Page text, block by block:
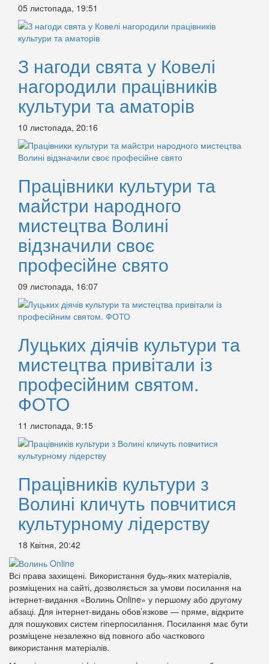
05 листопада, 19:51
З нагоди свята у Ковелі
нагородили працівників
культури та аматорів
10 листопада, 20:16
Працівники культури та
майстри народного
мистецтва Волині
відзначили своє
професійне свято
09 листопада, 16:07
Луцьких діячів культури та
мистецтва привітали із
професійним святом.
ФОТО
11 листопада, 9:15
Працівників культури з
Волині кличуть повчитися
культурному лідерству
18 Квітня, 20:42
Всі права захищені. Використання будь-яких матеріалів,
розміщених на сайті, дозволяється за умови посилання на
інтернет-видання «Волинь Online» у першому або другому
абзаці. Для інтернет-видань обов’язкове — пряме, відкрите
для пошукових систем гіперпосилання. Посилання має бути
розміщене незалежно від повного або часткового
використання матеріалів.